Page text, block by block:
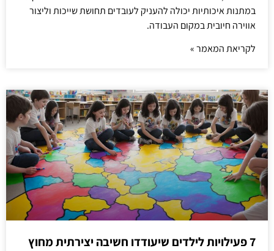
במתנות איכותיות יכולה להעניק לעובדים תחושת שייכות וליצור
אווירה חיובית במקום העבודה.
לקריאת המאמר »
7 פעילויות לילדים שיעודדו חשיבה יצירתית מחוץ